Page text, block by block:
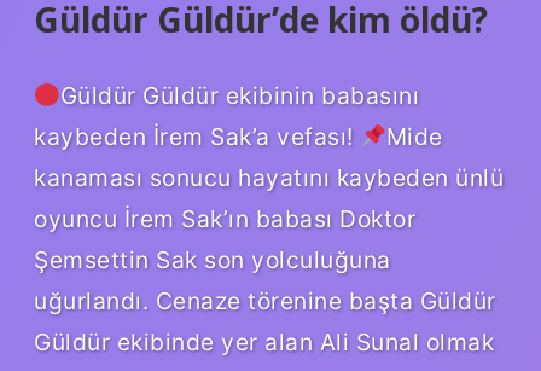
Güldür Güldür’de kim öldü?
Güldür Güldür ekibinin babasını
kaybeden İrem Sak’a vefası!
Mide
kanaması sonucu hayatını kaybeden ünlü
oyuncu İrem Sak’ın babası Doktor
Şemsettin Sak son yolculuğuna
uğurlandı. Cenaze törenine başta Güldür
Güldür ekibinde yer alan Ali Sunal olmak